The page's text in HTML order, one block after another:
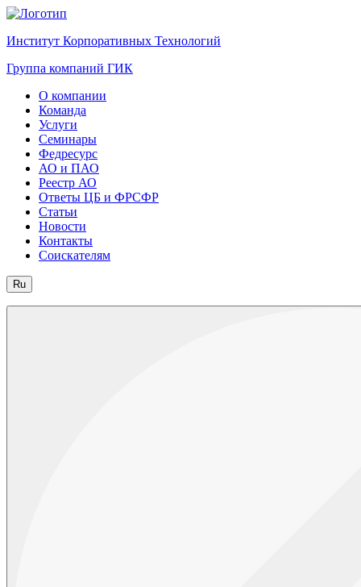
Институт Корпоративных Технологий
Группа компаний ГИК
О компании
Команда
Услуги
Семинары
Федресурс
АО и ПАО
Реестр АО
Ответы ЦБ и ФРСФР
Статьи
Новости
Контакты
Соискателям
Ru